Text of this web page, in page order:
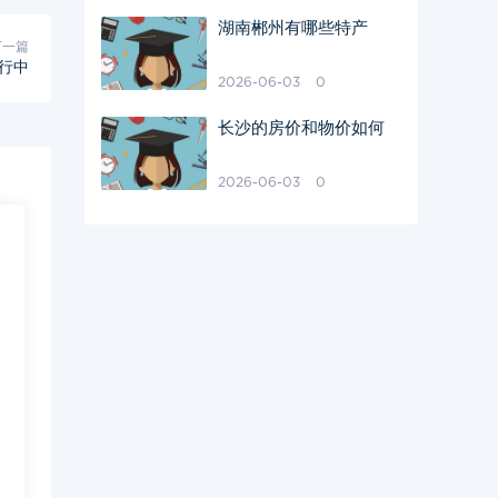
篇
中
湖南郴州有哪些特产
2026-06-03 0
长沙的房价和物价如何
2026-06-03 0